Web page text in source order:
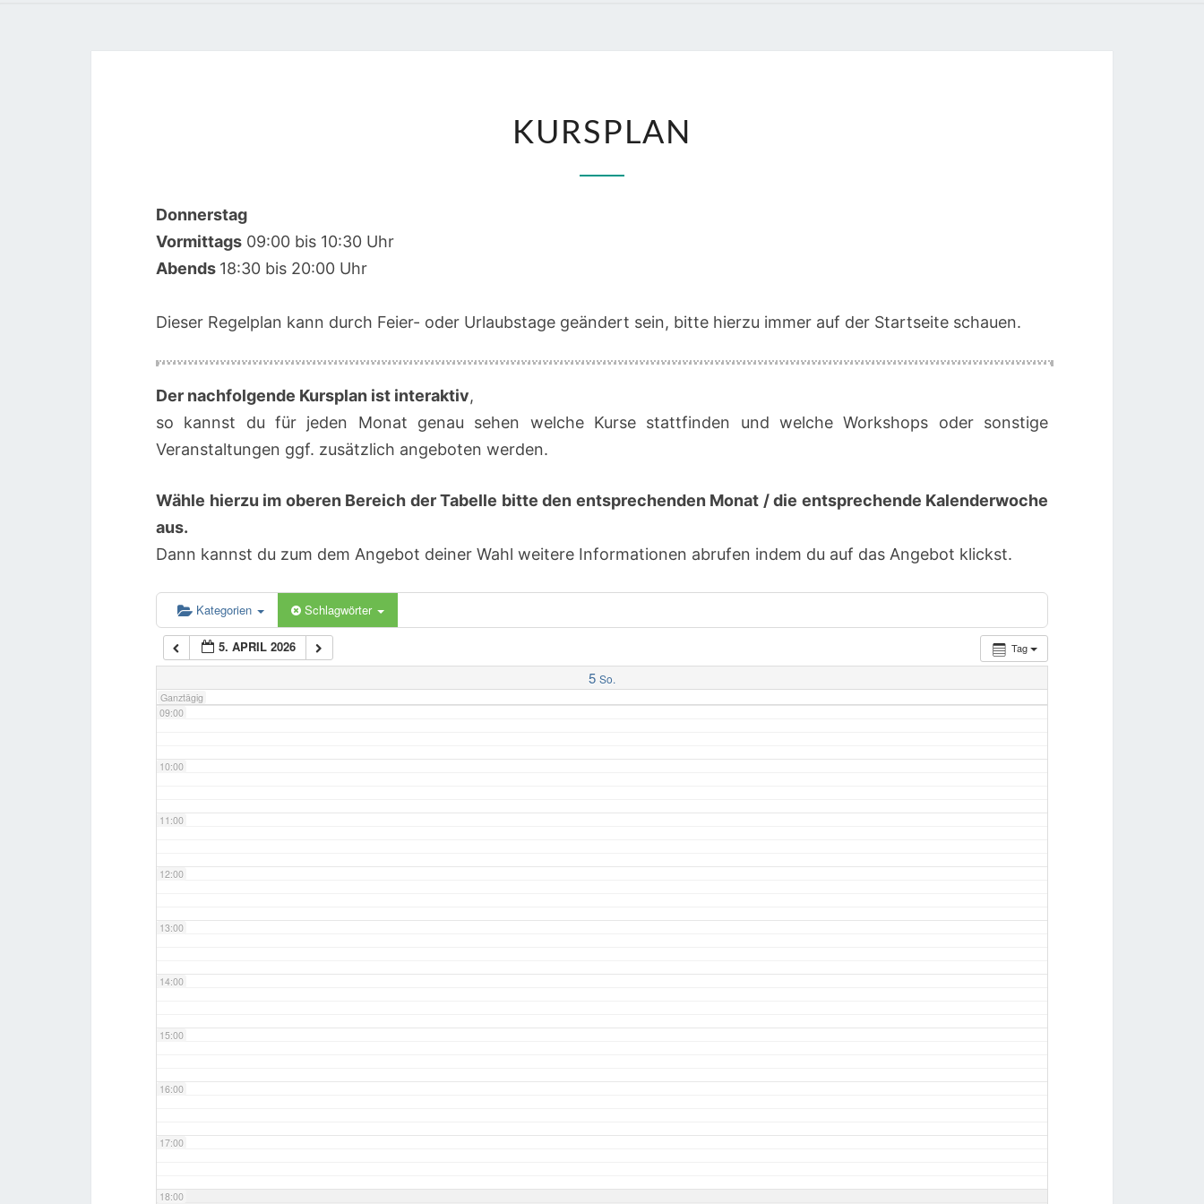
KURSPLAN
Donnerstag
Vormittags 09:00 bis 10:30 Uhr
Abends 18:30 bis 20:00 Uhr
Dieser Regelplan kann durch Feier- oder Urlaubstage geändert sein, bitte hierzu immer auf der Startseite schauen.
Der nachfolgende Kursplan ist interaktiv,
so kannst du für jeden Monat genau sehen welche Kurse stattfinden und welche Workshops oder sonstige
Veranstaltungen ggf. zusätzlich angeboten werden.
Wähle hierzu im oberen Bereich der Tabelle bitte den entsprechenden Monat / die entsprechende Kalenderwoche
aus.
Dann kannst du zum dem Angebot deiner Wahl weitere Informationen abrufen indem du auf das Angebot klickst.
Kategorien Schlagwörter
Tag
5. APRIL 2026
5 So.
Ganztägig
03:00
04:00
05:00
06:00
07:00
08:00
09:00
10:00
11:00
12:00
13:00
14:00
15:00
16:00
17:00
18:00